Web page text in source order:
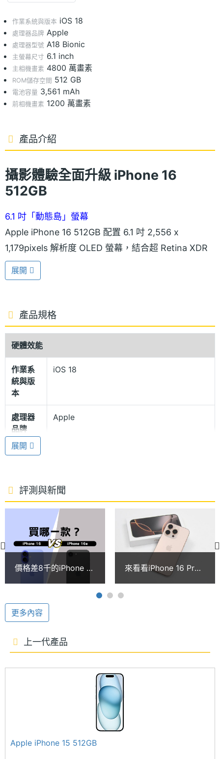
作業系統與版本 iOS 18
處理器品牌 Apple
處理器型號 A18 Bionic
主螢幕尺寸 6.1 inch
主相機畫素 4800 萬畫素
ROM儲存空間 512 GB
電池容量 3,561 mAh
前相機畫素 1200 萬畫素
產品介紹
攝影體驗全面升級 iPhone 16
512GB
6.1 吋「動態島」螢幕
Apple iPhone 16 512GB 配置 6.1 吋 2,556 x
1,179pixels 解析度 OLED 螢幕，結合超 Retina XDR
顯示器，支援最高 2,000nits 螢幕峰值亮度，以及最
低 1nit 螢幕亮度。配備「動態島」挖孔螢幕設計，不
知，方便快速查看手機的即時動態。
相機控制鍵
Apple iPhone 16 512GB 採用航太等級鋁金屬機身設
計，正面維持超瓷晶盾面板配置，達到 IEC 60529 標
準的 IP68 防塵防水等級，可在最深達 6 公尺水中待
最長 30 分鐘的時間。這次除了加入動作按鈕外，也與
iPhone 16 Pro 系列同步導入最新的相機控制鍵，可以
快速取用相機工具，方便調整曝光與景深功能。
Apple iPhone 16 512GB 搭載 A18 仿生晶片，具備 16
核心神經網路引擎，擁有 6 核心 CPU (2 個效能核心
與 4 個節能核心) 及 5 核心 GPU，相較 iPhone 15 的
CPU 最高可提升 30% 速度、GPU 最高提升 40% 速
度。支援 25W MagSafe 無線充電、7.5W Qi 無線充
電，以及最新 Qi2 無線充電最高可達 15W 充電速度。
Apple iPhone 16 512GB 將支援 Apple Intelligence
生成式 AI 應用，除了可以幫助撰寫優化文句、錄音轉
換逐字稿、生成圖像、清除相片背景物件等，同時也
Intelligence 最初僅適用於美式英文，後續會陸續更新
支援的語言，部分語言包括中文在內，則是最快預計
Apple iPhone 16 512GB 後置 4,800 萬畫素主鏡頭 +
展開
產品規格
硬體效能
作業系
統與版
本
iOS 18
處理器
品牌
Apple
處理器
ROM儲
存空間
512 GB
電池容
3,561 mAh
顯示螢幕
主螢幕
6.1 inch
主螢幕
最大亮
主螢幕
超瓷晶盾
展開
評測與新聞
價格差8千的iPhone 16
來看看iPhone 16 Pro
盒裝配件有什麼改變？
更多內容
上一代產品
Apple iPhone 15 512GB